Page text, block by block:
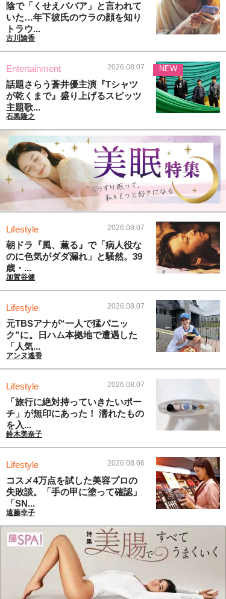
陰で「くせえババア」と言われて
いた…年下彼氏のウラの顔を知り
トラウ...
古川諭香
Entertainment 2026.08.07
話題さらう蒼井優主演『Tシャツ
が乾くまで』盛り上げるスピッツ
主題歌...
石黒隆之
NEW
Lifestyle 2026.08.07
朝ドラ『風、薫る』で「病人役な
のに色気がダダ漏れ」と騒然。39
歳・...
加賀谷健
Lifestyle 2026.08.07
元TBSアナが“一人で猛パニッ
ク”に。日ハム本拠地で遭遇した
「人気...
アンヌ遙香
Lifestyle 2026.08.07
「旅行に絶対持っていきたいポー
チ」が無印にあった！ 濡れたもの
を入...
鈴木美奈子
Lifestyle 2026.08.06
コスメ4万点を試した美容プロの
失敗談。「手の甲に塗って確認」
「SN...
遠藤幸子